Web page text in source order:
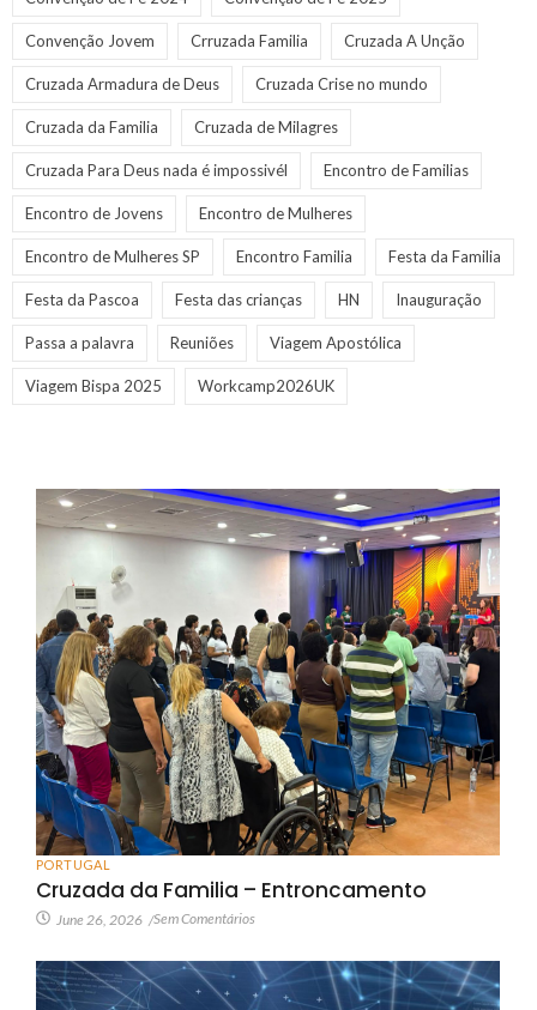
Convenção Jovem Crruzada Familia Cruzada A Unção
Cruzada Armadura de Deus Cruzada Crise no mundo
Cruzada da Familia Cruzada de Milagres
Cruzada Para Deus nada é impossivél Encontro de Familias
Encontro de Jovens Encontro de Mulheres
Encontro de Mulheres SP Encontro Familia Festa da Familia
Festa da Pascoa Festa das crianças HN Inauguração
Passa a palavra Reuniões Viagem Apostólica
Viagem Bispa 2025 Workcamp2026UK
PORTUGAL
Cruzada da Familia – Entroncamento
June 26, 2026 /Sem Comentários